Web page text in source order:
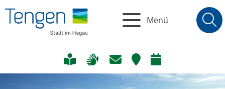
Menü